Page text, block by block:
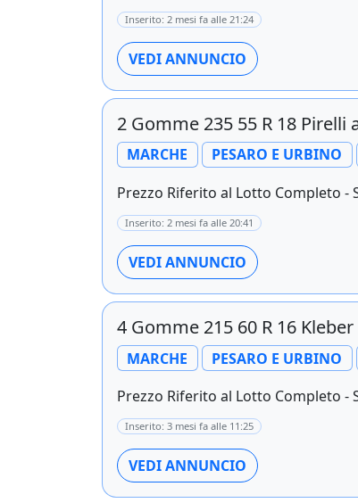
Inserito: 2 mesi fa alle 21:24
VEDI ANNUNCIO
2 Gomme 235 55 R 18 Pirelli
MARCHE PESARO E URBINO
Prezzo Riferito al Lotto Completo -
Inserito: 2 mesi fa alle 20:41
VEDI ANNUNCIO
4 Gomme 215 60 R 16 Kleber
MARCHE PESARO E URBINO
Prezzo Riferito al Lotto Completo -
Inserito: 3 mesi fa alle 11:25
VEDI ANNUNCIO